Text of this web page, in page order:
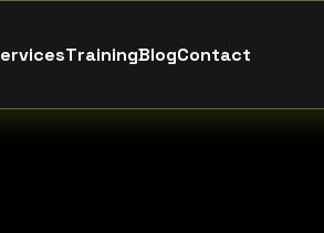
ervicesTrainingBlogContact